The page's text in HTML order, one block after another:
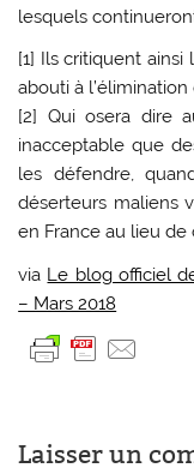
lesquels
[1] Ils critiquent
abouti à l’élimination
[2] Qui osera dire
inacceptable que
les défendre,
déserteurs maliens
en France au lieu
via Le blog officiel
– Mars 2018
Laisser un